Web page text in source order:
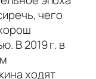
чего
В 2019 г. в
ходят